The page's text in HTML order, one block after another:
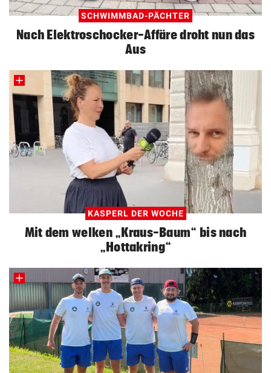
SCHWIMMBAD-PÄCHTER
Nach Elektroschocker-Affäre droht nun das
Aus
KASPERL DER WOCHE
Mit dem welken „Kraus-Baum“ bis nach
„Hottakring“